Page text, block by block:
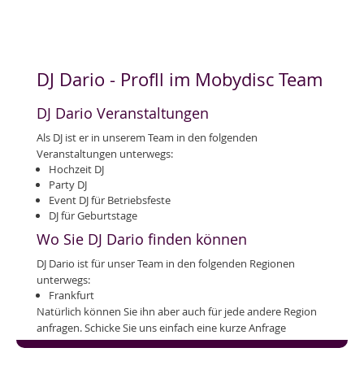
DJ Dario - Profll im Mobydisc Team
DJ Dario Veranstaltungen
Als DJ ist er in unserem Team in den folgenden
Veranstaltungen unterwegs:
Hochzeit DJ
Party DJ
Event DJ für Betriebsfeste
DJ für Geburtstage
Wo Sie DJ Dario finden können
DJ Dario ist für unser Team in den folgenden Regionen
unterwegs:
Frankfurt
Natürlich können Sie ihn aber auch für jede andere Region
anfragen. Schicke Sie uns einfach eine kurze Anfrage